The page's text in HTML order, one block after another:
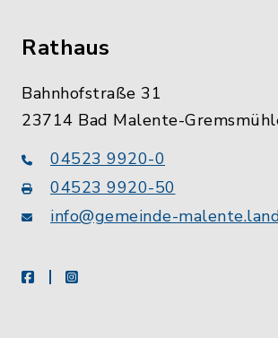
Rathaus
Bahnhofstraße 31
23714 Bad Malente-
04523 9920-0
04523 9920-50
info@gemeinde-
facebookinstagram